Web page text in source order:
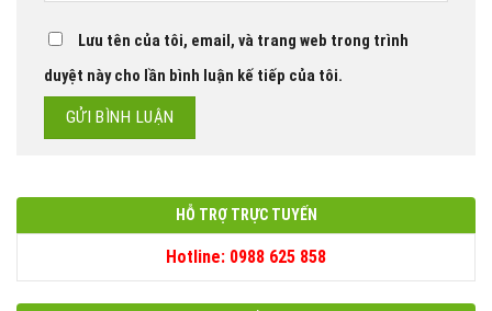
Lưu tên của tôi, email, và trang web trong trình
duyệt này cho lần bình luận kế tiếp của tôi.
HỖ TRỢ TRỰC TUYẾN
Hotline: 0988 625 858